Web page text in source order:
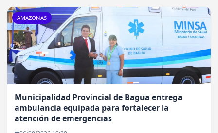
AMAZONAS
Municipalidad Provincial de Bagua entrega
ambulancia equipada para fortalecer la
atención de emergencias